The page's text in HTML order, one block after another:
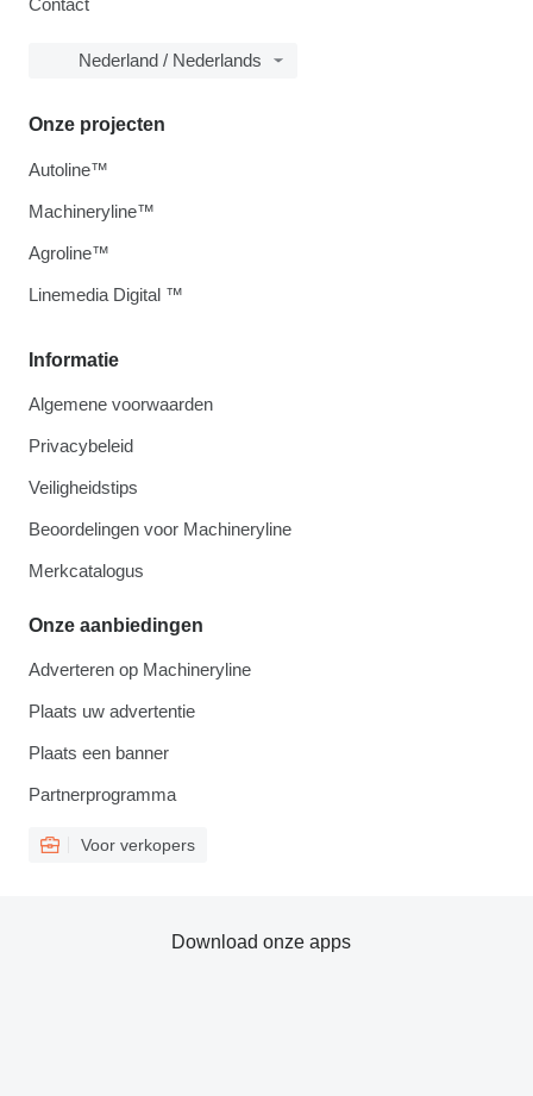
Contact
Nederland / Nederlands
Informatie
Algemene voorwaarden
Privacybeleid
Veiligheidstips
Beoordelingen voor Machineryline
Merkcatalogus
Onze aanbiedingen
Adverteren op Machineryline
Plaats uw advertentie
Plaats een banner
Partnerprogramma
Voor verkopers
Onze projecten
Autoline™
Machineryline™
Agroline™
Linemedia Digital ™
Download onze apps